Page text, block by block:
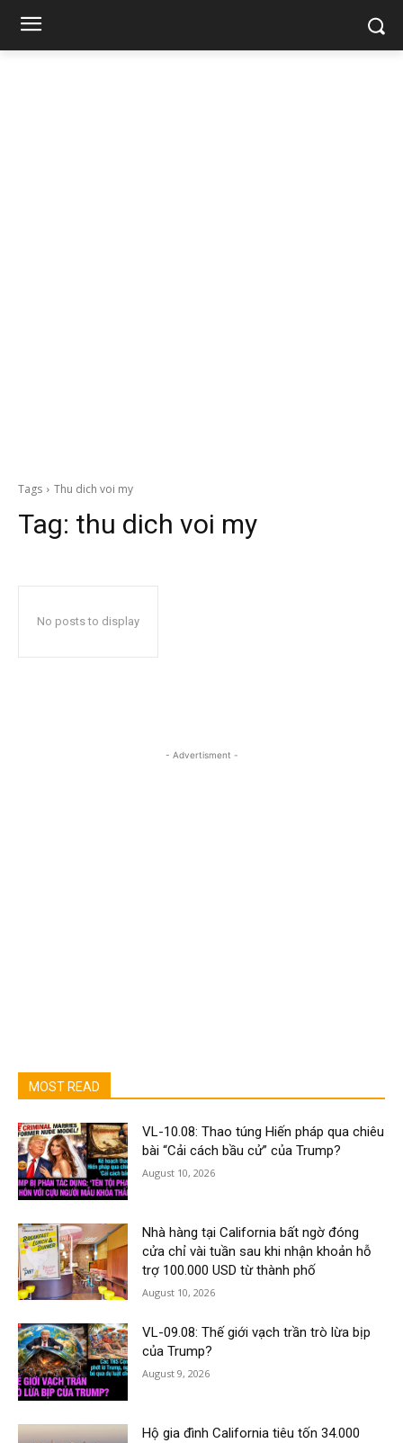
Tags Thu dich voi my
Tag: thu dich voi my
No posts to display
- Advertisment -
MOST READ
VL-10.08: Thao túng Hiến pháp qua chiêu
bài “Cải cách bầu cử” của Trump?
August 10, 2026
Nhà hàng tại California bất ngờ đóng
cửa chỉ vài tuần sau khi nhận khoản hỗ
trợ 100.000 USD từ thành phố
August 10, 2026
VL-09.08: Thế giới vạch trần trò lừa bịp
của Trump?
August 9, 2026
Hộ gia đình California tiêu tốn 34.000